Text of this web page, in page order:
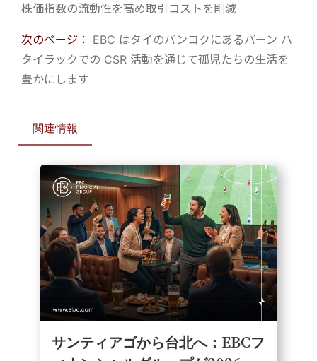
株価指数の流動性を高め取引コストを削減
次のページ： EBC はタイのバンコクにあるバーン ハ
タイラックでの CSR 活動を通じて孤児たちの生活を
豊かにします
関連情報
サンティアゴから台北へ：EBCフ